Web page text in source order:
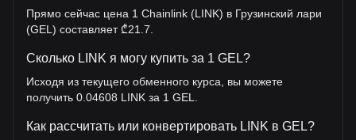
Прямо сейчас цена 1 Chainlink (LINK) в Грузинский лари
(GEL) составляет ₾21.7.
Сколько LINK я могу купить за 1 GEL?
Исходя из текущего обменного курса, вы можете
получить 0.04608 LINK за 1 GEL.
Как рассчитать или конвертировать LINK в GEL?